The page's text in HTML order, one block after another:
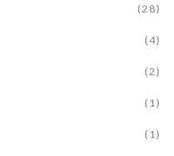
(28)
(4)
(2)
(1)
(1)